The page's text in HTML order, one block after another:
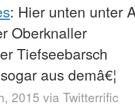
: Hier unten unter
Oberknaller
Tiefseebarsch
aus demâ€¦
2015 via Twitterrific